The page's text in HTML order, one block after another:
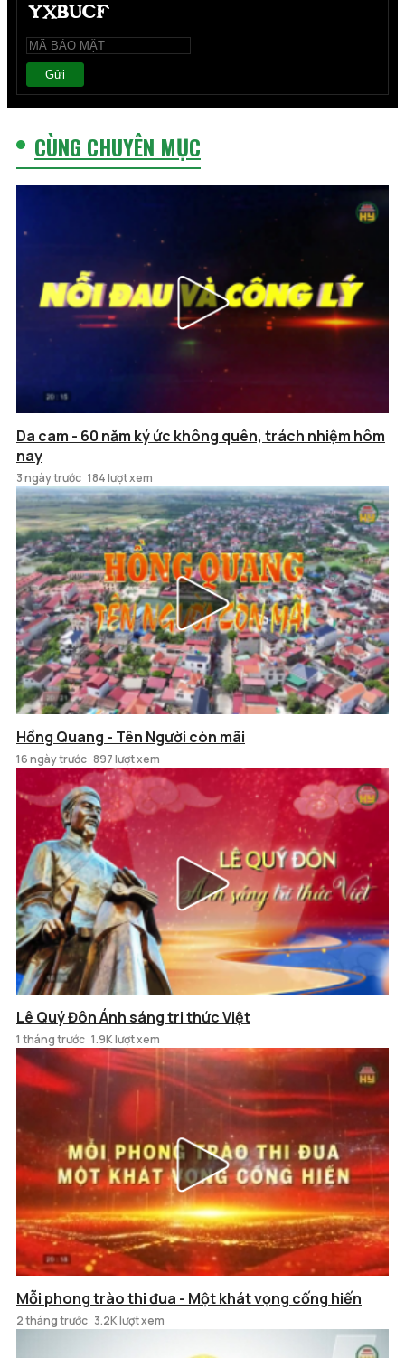
Gửi
CÙNG CHUYÊN MỤC
Da cam - 60 năm ký ức không quên, trách nhiệm hôm
nay
3 ngày trước 184 lượt xem
Hồng Quang - Tên Người còn mãi
16 ngày trước 897 lượt xem
Lê Quý Đôn Ánh sáng tri thức Việt
1 tháng trước 1.9K lượt xem
Mỗi phong trào thi đua - Một khát vọng cống hiến
2 tháng trước 3.2K lượt xem